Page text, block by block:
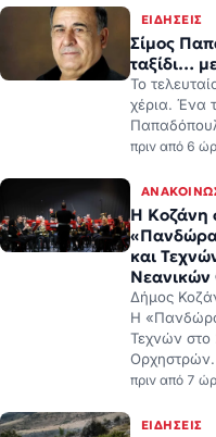
ΕΙΔΉΣΕΙΣ
Σίμος
ταξίδι…
Το
χέρια. Ένα
πριν από 6
Η Κοζάνη
και
Δήμος
Η
Τεχνών στο
Ορχηστρών.
πριν από 7
ΕΙΔΉΣΕΙΣ